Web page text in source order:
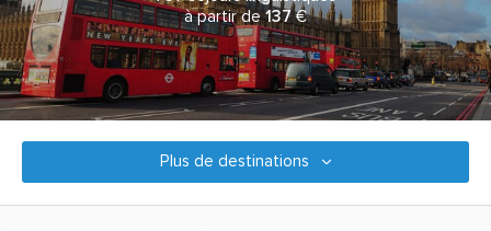
à partir de137 €
Plus de destinations